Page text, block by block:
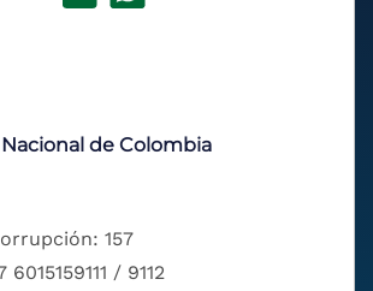
Nacional de Colombia
157
/ 9112